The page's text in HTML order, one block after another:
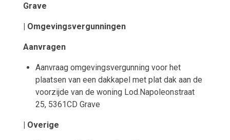
Grave
| Omgevingsvergunningen
Aanvragen
Aanvraag omgevingsvergunning voor het
plaatsen van een dakkapel met plat dak aan de
voorzijde van de woning Lod.Napoleonstraat
25, 5361CD Grave
| Overige